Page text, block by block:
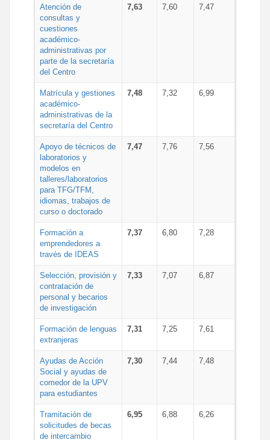
Atención de
consultas y
cuestiones
académico-
administrativas por
parte de la secretaría
del Centro
7,63 7,60 7,47
Matrícula y gestiones
académico-
administrativas de la
secretaría del Centro
7,48 7,32 6,99
Apoyo de técnicos de
laboratorios y
modelos en
talleres/laboratorios
para TFG/TFM,
idiomas, trabajos de
curso o doctorado
7,47 7,76 7,56
Formación a
emprendedores a
través de IDEAS
7,37 6,80 7,28
Selección, provisión y
contratación de
personal y becarios
de investigación
7,33 7,07 6,87
Formación de lenguas
extranjeras
7,31 7,25 7,61
Ayudas de Acción
Social y ayudas de
comedor de la UPV
para estudiantes
7,30 7,44 7,48
Tramitación de
solicitudes de becas
de intercambio
6,95 6,88 6,26